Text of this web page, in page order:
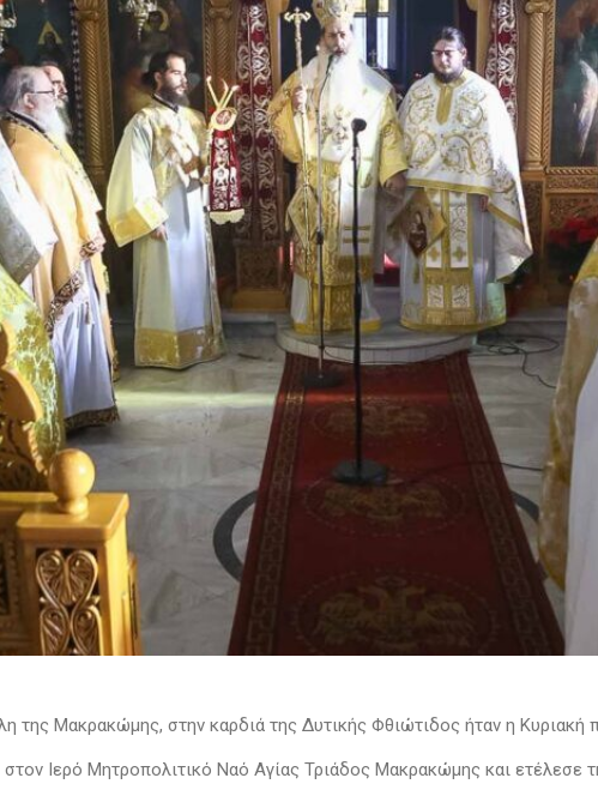
της Μακρακώμης, στην καρδιά της Δυτικής Φθιώτιδος ήταν η
Ιερό Μητροπολιτικό Ναό Αγίας Τριάδος Μακρακώμης και ετέλεσε